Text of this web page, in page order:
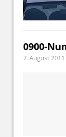
0900-
7. August 2011